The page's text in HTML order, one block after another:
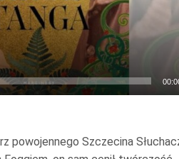
powojennego Szczecina